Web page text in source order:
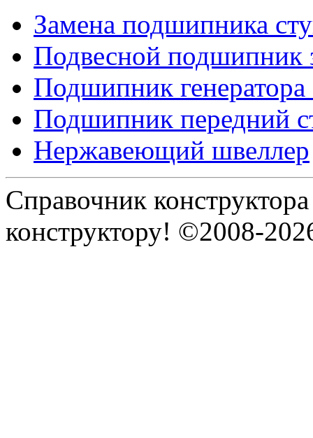
Замена подшипника
Подвесной подшипник
Подшипник генератора
Подшипник передний
Нержавеющий швеллер
Справочник
конструктору! ©2008-